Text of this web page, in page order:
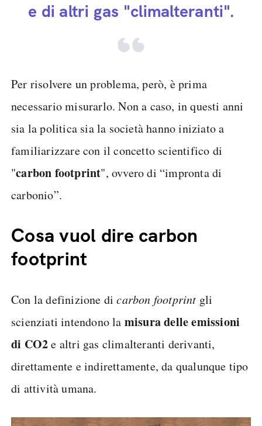
e di altri gas "climalteranti".
Per risolvere un problema, però, è prima
necessario misurarlo. Non a caso, in questi anni
sia la politica sia la società hanno iniziato a
familiarizzare con il concetto scientifico di
"carbon footprint", ovvero di “impronta di
carbonio”.
Cosa vuol dire carbon
footprint
Con la definizione dicarbon footprint gli
scienziati intendono la misura delle emissioni
di CO2e altri gas climalteranti derivanti,
direttamente e indirettamente, da qualunque tipo
di attività umana.